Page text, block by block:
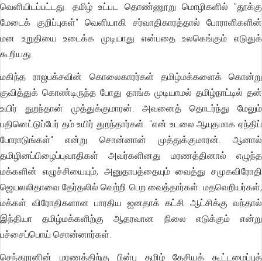
வெளியிடப்பட்டது. தமிழ் உட்பட தொண்ணூறு மொழிகளில் "தூக்கு
மேடைக் குறிப்புகள்" வெளியாகி சர்வாதிகாரத்தால் போராளிகளின்
மன உறுதியை உடைக்க முடியாது என்பதை உலகெங்கும் எடுதுக்
கூறியது.
மகிந்த ராஜபக்சவின் கொலைகாரர்கள் தமிழ்மக்களைக் கொன்று
குவித்துக் கொண்டிருந்த போது தாங்க முடியாமல் தமிழ்நாட்டில் தன்
உயிர் துறந்தான் முத்துக்குமாரன். அவனைத் தொடர்ந்து மேலும்
பதினெட்டுப்பேர் தம் உயிர் துறந்தார்கள். "என் உடலை ஆயுதமாக ஏந்திப்
போராடுங்கள்" என்று சொன்னான் முத்துக்குமாரன். ஆனால்
தமிழினப்பிழைப்புவாதிகள் அவர்களினது மரணத்தினால் எழுந்த
மக்களின் எழுச்சியையும், அனுதாபத்தையும் வைத்து சமுகவிரோதி
ஜெயலலிதாவை தேர்தலில் வெற்றி பெற வைத்தார்கள். மதவெறியர்கள்,
மக்கள் விரோதிகளான பாரதிய ஜனதாக் கட்சி ஆட்சிக்கு வந்தால்
இந்தியா தமிழ்மக்களிற்கு ஆதரவான நிலை எடுக்கும் என்று
பச்சைப்பொய் சொன்னார்கள்.
செந்தூரனின் மரணத்திற்கு பின்பு தமிழ் தேசியக் கூட்டமைப்புத்